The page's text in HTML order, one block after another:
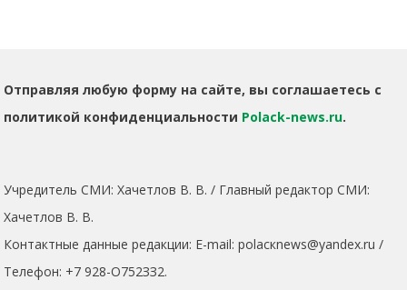
Отправляя любую форму на сайте, вы соглашаетесь с
политикой конфиденциальности Polack-news.ru.
Учредитель СМИ: Хaчeтлoв B. B. / Главный редактор СМИ:
Хaчeтлoв B. B.
Контактные данные редакции: E-mail: polacкnews@yandex.ru /
Телефон: +7 928-O752ЗЗ2.